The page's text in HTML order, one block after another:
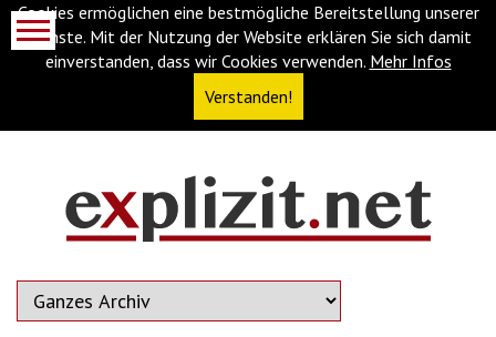
Cookies ermöglichen eine bestmögliche Bereitstellung unserer
Dienste. Mit der Nutzung der Website erklären Sie sich damit
einverstanden, dass wir Cookies verwenden. Mehr Infos
Verstanden!
(Accesskey
'1')Zur